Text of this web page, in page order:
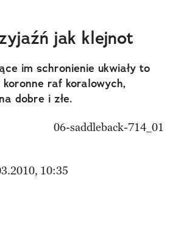
jak klejnot
im schronienie ukwiały to
raf koralowych,
dobre i złe.
10:35